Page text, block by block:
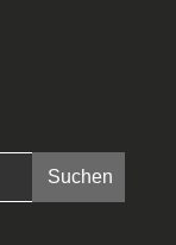
Suchen